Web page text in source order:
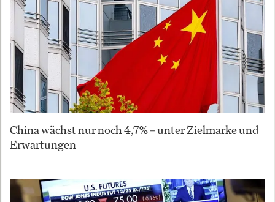
China wächst nur noch 4,7% – unter Zielmarke und
Erwartungen